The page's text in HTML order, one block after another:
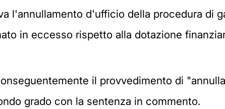
l'annullamento d'ufficio della procedura di
in eccesso rispetto alla dotazione
il provvedimento di
grado con la sentenza in commento.